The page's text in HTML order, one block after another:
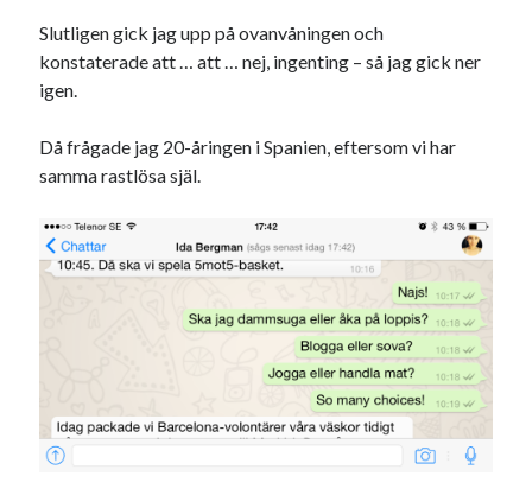
#blogg100 allmänbildning barn
död England fest film
Julkalenderfacit Julkalendern
konst
lifvet Lund mat minne
museum musik
nostalgi ord radio recept
Slutligen gick jag upp på ovanvåningen och
konstaterade att … att … nej, ingenting – så jag gick ner
igen.
Då frågade jag 20-åringen i Spanien, eftersom vi har
samma rastlösa själ.